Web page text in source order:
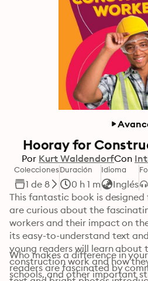
Hooray for
Por Kurt WaldendorfCon
Colecciones
1 de 8
Duración
0 h 1 m
Idioma
Inglés
This fantastic book is
are curious about the
workers and their impact on
its easy-to-understand text
young readers will learn
construction work and how
schools, and other important
Who makes a difference in
readers are fascinated by